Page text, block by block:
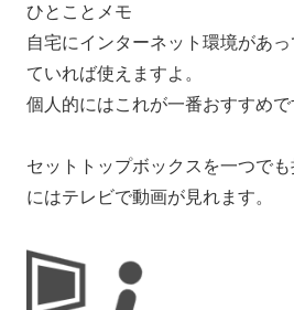
ひとことメモ
自宅にインターネット環境があ
ていれば使えますよ。
個人的にはこれが一番おすすめで
セットトップボックスを一つで
にはテレビで動画が見れます。